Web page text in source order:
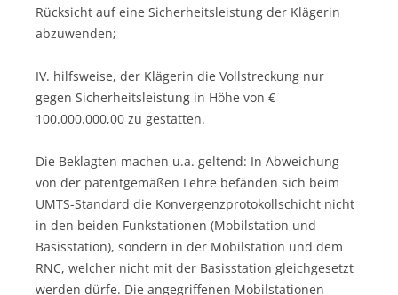
Rücksicht auf eine Sicherheitsleistung der Klägerin
abzuwenden;
IV. hilfsweise, der Klägerin die Vollstreckung nur
gegen Sicherheitsleistung in Höhe von €
100.000.000,00 zu gestatten.
Die Beklagten machen u.a. geltend: In Abweichung
von der patentgemäßen Lehre befänden sich beim
UMTS-Standard die Konvergenzprotokollschicht nicht
in den beiden Funkstationen (Mobilstation und
Basisstation), sondern in der Mobilstation und dem
RNC, welcher nicht mit der Basisstation gleichgesetzt
werden dürfe. Die angegriffenen Mobilstationen